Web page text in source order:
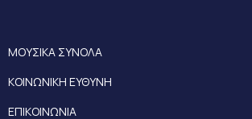
ΜΟΥΣΙΚΑ ΣΥΝΟΛΑ
ΚΟΙΝΩΝΙΚΗ ΕΥΘΥΝΗ
ΕΠΙΚΟΙΝΩΝΙΑ